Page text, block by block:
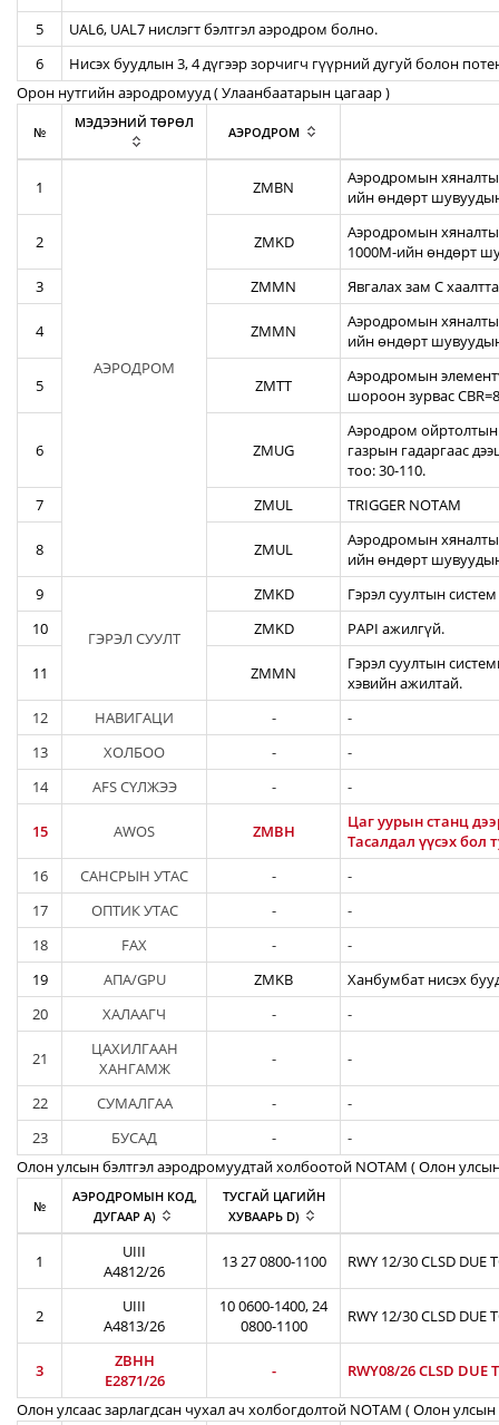
5
UAL6, UAL7 нислэгт бэлтгэл аэродром болно.
6
Нисэх буудлын 3, 4 дүгээр зорчигч гүүрний дугуй болон
Орон нутгийн аэродромууд ( Улаанбаатарын цагаар )
№
МЭДЭЭНИЙ ТӨРӨЛ
АЭРОДРОМ
1
АЭРОДРОМ
ZMBN
Аэродромын
ийн өндөрт
2 ZMKD
Аэродромын
1000М-ийн өндөрт
3
ZMMN Явгалах зам С
4 ZMMN
Аэродромын
ийн өндөрт
5 ZMTT
Аэродромын
шороон зурвас
6 ZMUG
Аэродром ойртолтын
газрын гадаргаас
тоо: 30-110.
7
ZMUL TRIGGER NOTAM
8 ZMUL
Аэродромын
ийн өндөрт
9
ГЭРЭЛ СУУЛТ
ZMKD
Гэрэл суултын
10
ZMKD PAPI ажилгүй.
11 ZMMN
Гэрэл суултын
хэвийн ажилтай.
12
НАВИГАЦИ -
-
13
ХОЛБОО -
-
14
AFS СҮЛЖЭЭ - -
15 AWOS ZMBH
Цаг уурын станц
Тасалдал үүсэх бол
16
САНСРЫН УТАС -
-
17
ОПТИК УТАС -
-
18
FAX -
-
19
АПА/GPU ZMKB
Ханбумбат нисэх
20
ХАЛААГЧ - -
21
ЦАХИЛГААН
ХАНГАМЖ
- -
22 СУМАЛГАА -
-
23
БУСАД -
-
Олон улсын бэлтгэл аэродромуудтай холбоотой NOTAM ( Oлон
№
АЭРОДРОМЫН КОД,
ДУГААР A)
ТУСГАЙ ЦАГИЙН
ХУВААРЬ D)
1
UIII
A4812/26
13 27 0800-1100 RWY 12/30 CLSD DUE
2
UIII
A4813/26
10 0600-1400, 24
0800-1100
RWY 12/30 CLSD DUE
3
ZBHH
E2871/26
-
RWY08/26 CLSD DUE
Олон улсаас зарлагдсан чухал ач холбогдолтой NOTAM ( Олон улсын